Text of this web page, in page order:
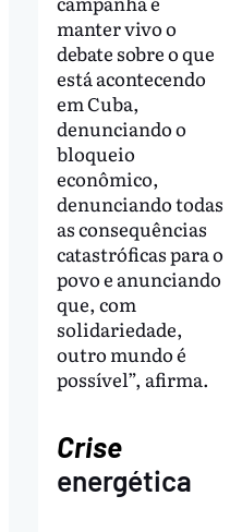
manter vivo o
debate sobre o que
está acontecendo
em Cuba,
denunciando o
bloqueio
econômico,
denunciando todas
as consequências
catastróficas para o
povo e anunciando
que, com
solidariedade,
outro mundo é
possível”, afirma.
Crise
energética